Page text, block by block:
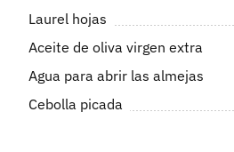
Laurel hojas
Aceite de oliva virgen extra
Agua para abrir las almejas
Cebolla picada